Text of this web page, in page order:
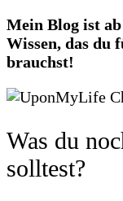
Mein Blog ist
Wissen, das du
brauchst!
Was du
solltest?